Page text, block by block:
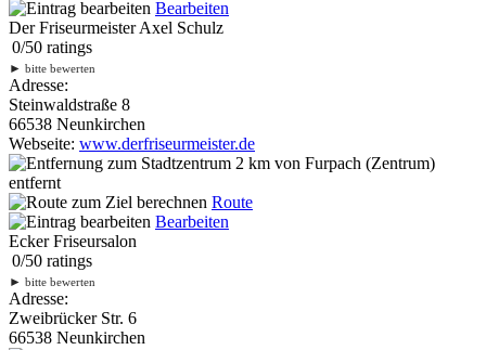
Bearbeiten
Der Friseurmeister Axel Schulz
0/50 ratings
► bitte bewerten
Adresse:
Steinwaldstraße 8
66538 Neunkirchen
Webseite: www.derfriseurmeister.de
2 km von Furpach (Zentrum)
entfernt
Route
Bearbeiten
Ecker Friseursalon
0/50 ratings
► bitte bewerten
Adresse:
Zweibrücker Str. 6
66538 Neunkirchen